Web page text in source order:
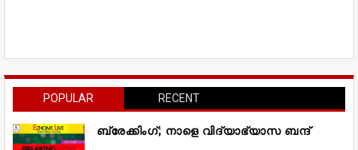
POPULAR RECENT
ബ്രേക്കിംഗ്; നാളെ വിദ്യാഭ്യാസ ബന്ദ്